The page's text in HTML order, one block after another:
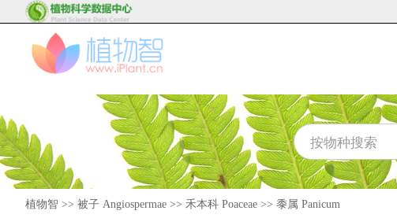
植物智 >> 被子 Angiospermae >> 禾本科 Poaceae >> 黍属 Panicum